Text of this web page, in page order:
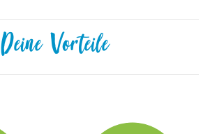
Deine Vorteile